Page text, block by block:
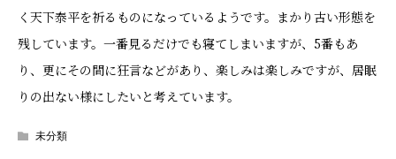
く天下泰平を祈るものになっているようです。まかり古い形態を
残しています。一番見るだけでも寝てしまいますが、5番もあ
り、更にその間に狂言などがあり、楽しみは楽しみですが、居眠
りの出ない様にしたいと考えています。
未分類